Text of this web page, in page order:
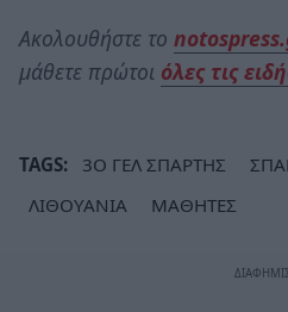
Ακολουθήστε το
μάθετε πρώτοι όλες τις
TAGS: 3Ο ΓΕΛ ΣΠΑΡΤΗΣ
ΛΙΘΟΥΑΝΙΑ
ΜΑΘΗΤΕΣ